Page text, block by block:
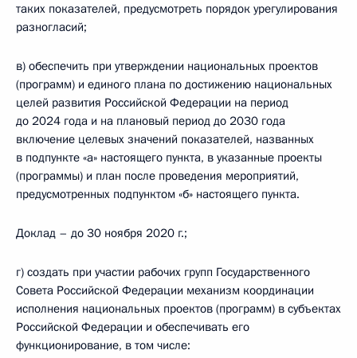
таких показателей, предусмотреть порядок урегулирования
разногласий;
в) обеспечить при утверждении национальных проектов
(программ) и единого плана по достижению национальных
целей развития Российской Федерации на период
до 2024 года и на плановый период до 2030 года
включение целевых значений показателей, названных
в подпункте «а» настоящего пункта, в указанные проекты
(программы) и план после проведения мероприятий,
предусмотренных подпунктом «б» настоящего пункта.
Доклад – до 30 ноября 2020 г.;
г) создать при участии рабочих групп Государственного
Совета Российской Федерации механизм координации
исполнения национальных проектов (программ) в субъектах
Российской Федерации и обеспечивать его
функционирование, в том числе: